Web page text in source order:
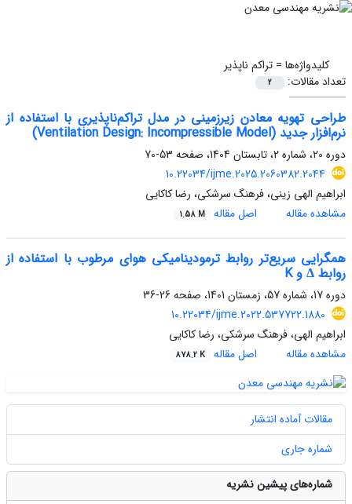
کلیدواژه‌ها =تراکم ناپذیر
تعداد مقالات:
2
طراحی تهویه معادن زیرزمینی در مدل تراکم‌ناپذیری با استفاده از
نرم‌افزار جدید (Ventilation Design: Incompressible Model)
دوره 20، شماره 2، تابستان 1404، صفحه
53-70
10.22034/ijme.2025.2060382.2044
ابراهیم الهی زینی، فرهنگ سرشکی، رضا کاکایی
مشاهده مقاله
اصل مقاله 1.58 M
همگرایی سریع‌تر روابط ترمودینامیکی هوای مرطوب با استفاده از
روابط Δ و K
دوره 17، شماره 57، زمستان 1401، صفحه
26-36
10.22034/ijme.2022.537722.1880
ابراهیم الهی، فرهنگ سرشکی، رضا کاکایی
مشاهده مقاله
اصل مقاله 878.2 K
مقالات آماده انتشار
شماره جاری
شماره‌های پیشین نشریه